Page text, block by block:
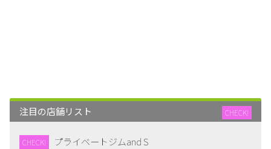
注目の店舗リスト CHECK!
CHECK! プライベートジムand S